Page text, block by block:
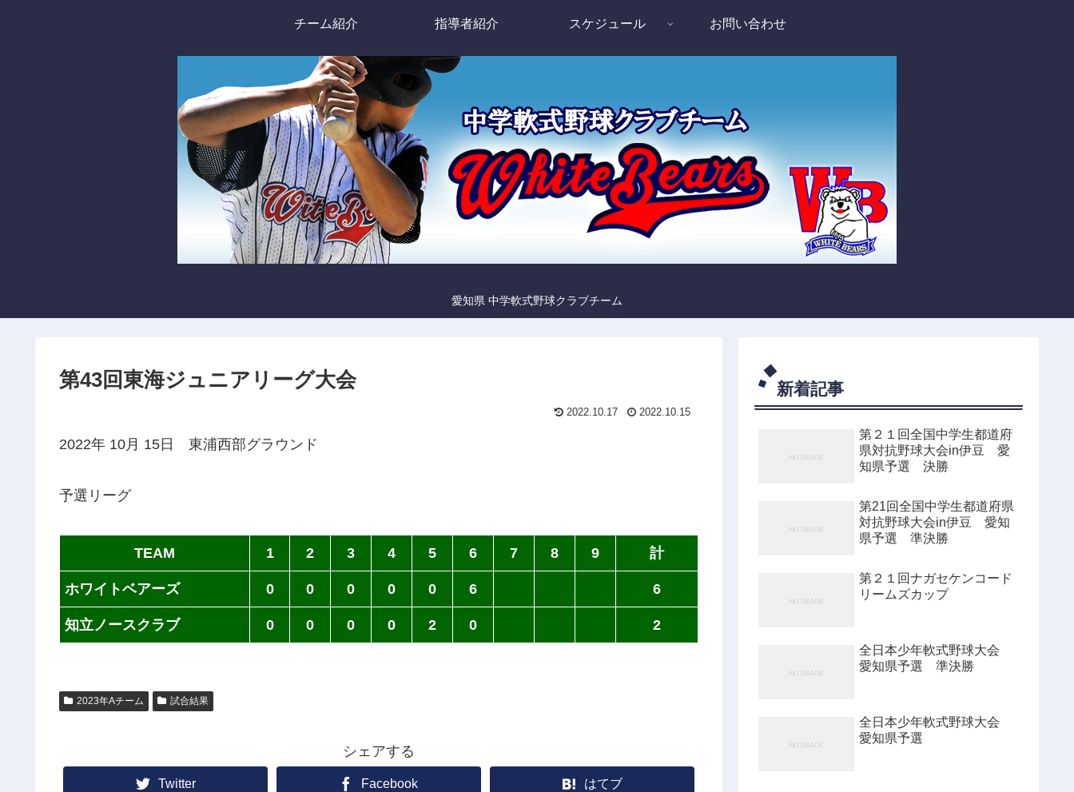
愛知県 中学軟式野球クラブチーム
チーム紹介 指導者紹介 スケジュール お問い合わせ
第43回東海ジュニアリーグ大会
2022.10.17 2022.10.15
2022年 10月 15日 東浦西部グラウンド
予選リーグ
TEAM 1 2 3 4 5 6 7 8 9 計
ホワイトベアーズ 0 0 0 0 0 6 6
知立ノースクラブ 0 0 0 0 2 0 2
2023年Aチーム 試合結果
シェアする
Twitter Facebook はてブ
新着記事
第２１回全国中学生都道府
県対抗野球大会in伊豆 愛
知県予選 決勝
第21回全国中学生都道府県
対抗野球大会in伊豆 愛知
県予選 準決勝
第２１回ナガセケンコード
リームズカップ
全日本少年軟式野球大会
愛知県予選 準決勝
全日本少年軟式野球大会
愛知県予選